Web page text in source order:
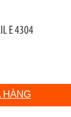
E 4304
HÀNG